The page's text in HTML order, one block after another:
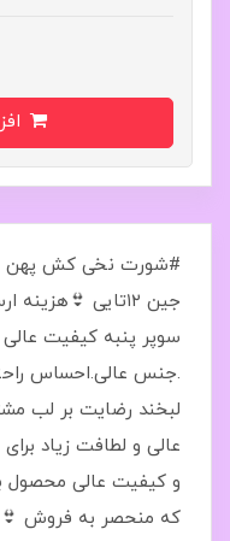
سوپر پنبه کیفیت
.جنس عالی.احساس
لبخند رضایت بر لب
عالی و لطافت زیاد
و کیفیت عالی محصول
که منحصر به فروش